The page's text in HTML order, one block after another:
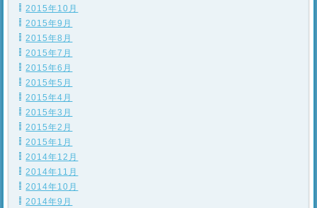
2015年10月
2015年9月
2015年8月
2015年7月
2015年6月
2015年5月
2015年4月
2015年3月
2015年2月
2015年1月
2014年12月
2014年11月
2014年10月
2014年9月